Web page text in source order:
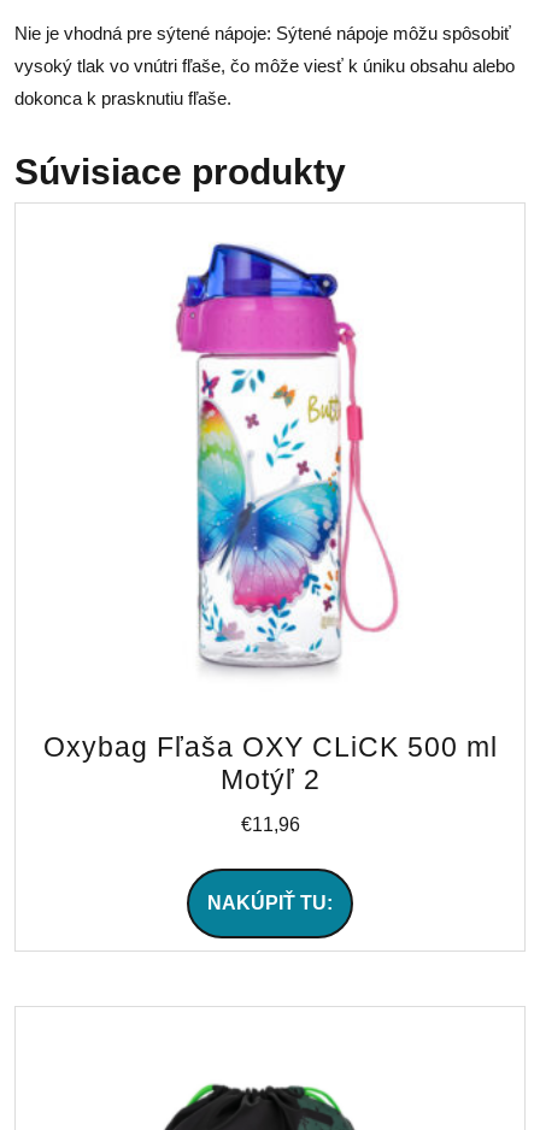
Nie je vhodná pre sýtené nápoje: Sýtené nápoje môžu spôsobiť
vysoký tlak vo vnútri fľaše, čo môže viesť k úniku obsahu alebo
dokonca k prasknutiu fľaše.
Súvisiace produkty
Oxybag Fľaša OXY CLiCK 500 ml
Motýľ 2
€11,96
NAKÚPIŤ TU: